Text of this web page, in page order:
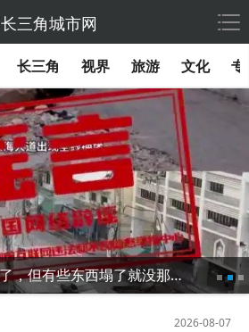
长三角城市网
长三角 视界 旅游 文化 专
深圳那个坑两天就不见了，但有些东西塌了就没那么容易修
2026-08-07